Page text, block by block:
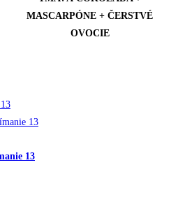
MASCARPÓNE + ČERSTVÉ
OVOCIE
13